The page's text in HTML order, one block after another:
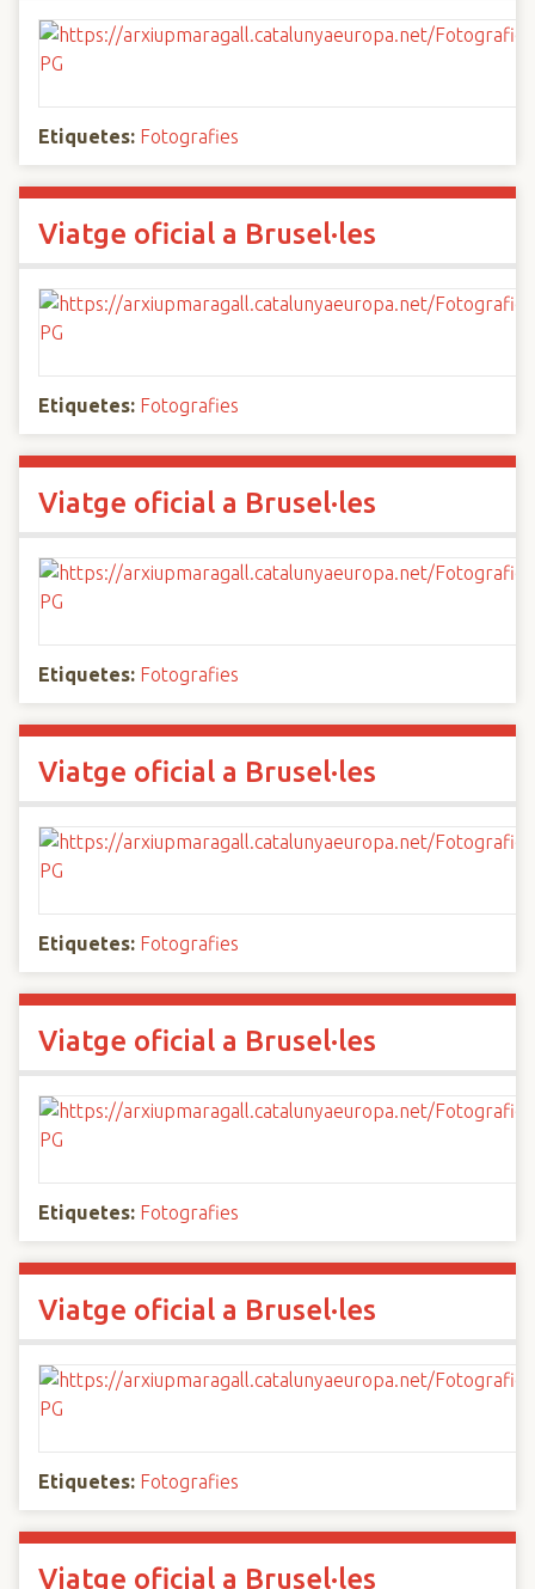
Etiquetes: Fotografies
Viatge oficial a Brusel·les
Etiquetes: Fotografies
Viatge oficial a Brusel·les
Etiquetes: Fotografies
Viatge oficial a Brusel·les
Etiquetes: Fotografies
Viatge oficial a Brusel·les
Etiquetes: Fotografies
Viatge oficial a Brusel·les
Etiquetes: Fotografies
Viatge oficial a Brusel·les